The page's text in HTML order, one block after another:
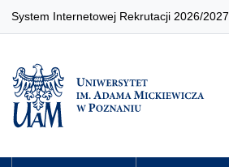
System Internetowej Rekrutacji 2026/2027